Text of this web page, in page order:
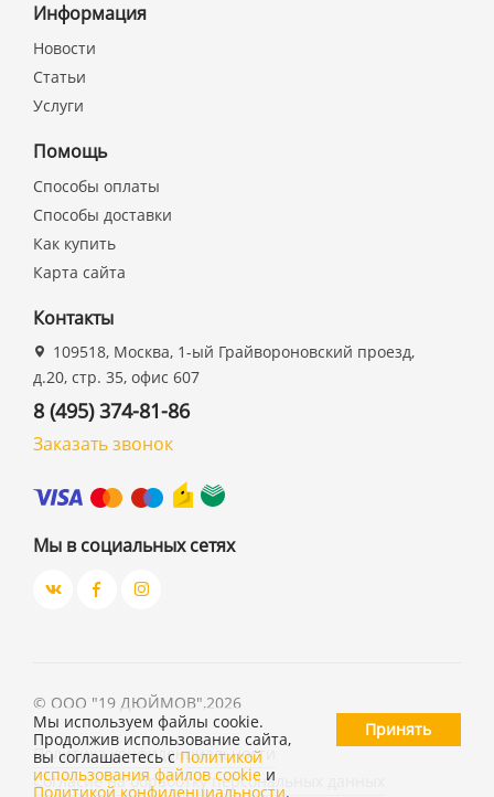
Информация
Новости
Статьи
Услуги
Помощь
Способы оплаты
Способы доставки
Как купить
Карта сайта
Контакты
109518, Москва, 1-ый Грайвороновский проезд,
д.20, стр. 35, офис 607
8 (495) 374-81-86
Заказать звонок
Мы в социальных сетях
© ООО "19 ДЮЙМОВ",2026
Политика конфиденциальности
Согласие на обработку персональных данных
Мы используем файлы cookie.
Продолжив использование сайта,
вы соглашаетесь с Политикой
использования файлов cookie и
Политикой конфиденциальности.
Принять